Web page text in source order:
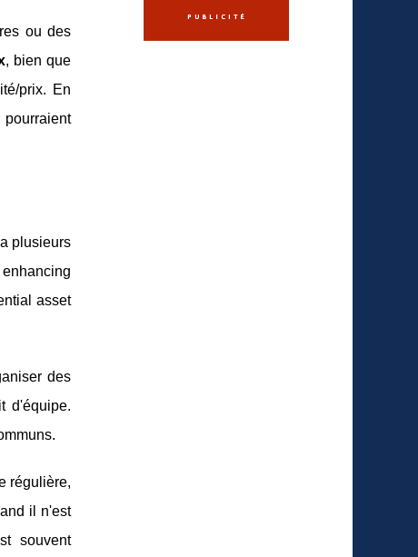
ou des
, bien que
prix. En
plusieurs
asset
des
d'équipe.
régulière,
il n'est
souvent